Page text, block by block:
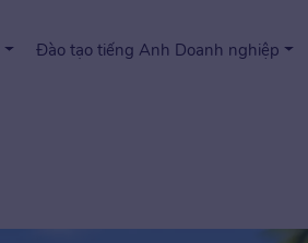
Đào tạo tiếng Anh Doanh nghiệp